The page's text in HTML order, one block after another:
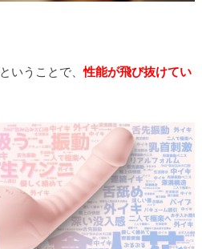
ということで、性能が飛び抜けてい